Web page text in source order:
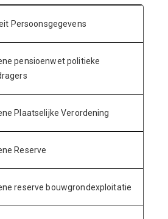
Persoonsgegevens
pensioenwet politieke
Plaatselijke Verordening
Reserve
reserve bouwgrondexploitatie